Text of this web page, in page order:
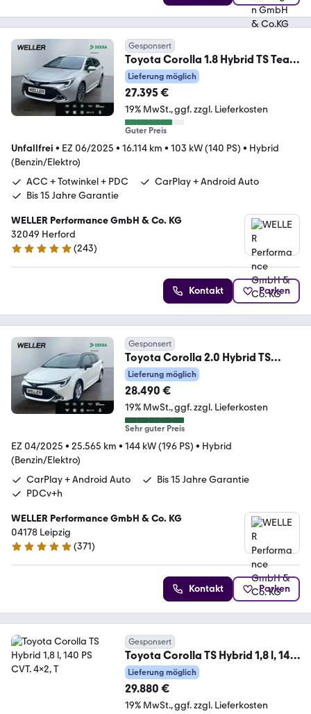
Gesponsert
Toyota Corolla 1.8 Hybrid TS Team
D *LED*el Heck*CAM*SH
Lieferung möglich
27.395 €
19% MwSt. ggf. zzgl. Lieferkosten
Guter Preis
Unfallfrei • EZ 06/2025 • 16.114 km • 103 kW (140 PS) • Hybrid
(Benzin/Elektro)
ACC + Totwinkel + PDC
CarPlay + Android Auto
Bis 15 Jahre Garantie
WELLER Performance GmbH & Co. KG
32049 Herford
4.8 Sterne
(243)
Kontakt Parken
Gesponsert
Toyota Corolla 2.0 Hybrid TS
Black&White *LED*ACC*RCAM*
Lieferung möglich
28.490 €
19% MwSt. ggf. zzgl. Lieferkosten
Sehr guter Preis
EZ 04/2025 • 25.565 km • 144 kW (196 PS) • Hybrid
(Benzin/Elektro)
CarPlay + Android Auto
Bis 15 Jahre Garantie
PDCv+h
WELLER Performance GmbH & Co. KG
04178 Leipzig
4.8 Sterne
(371)
Kontakt Parken
Gesponsert
Toyota Corolla TS Hybrid 1,8 l, 140
PS CVT. 4x2, T
Lieferung möglich
29.880 €
19% MwSt. ggf. zzgl. Lieferkosten